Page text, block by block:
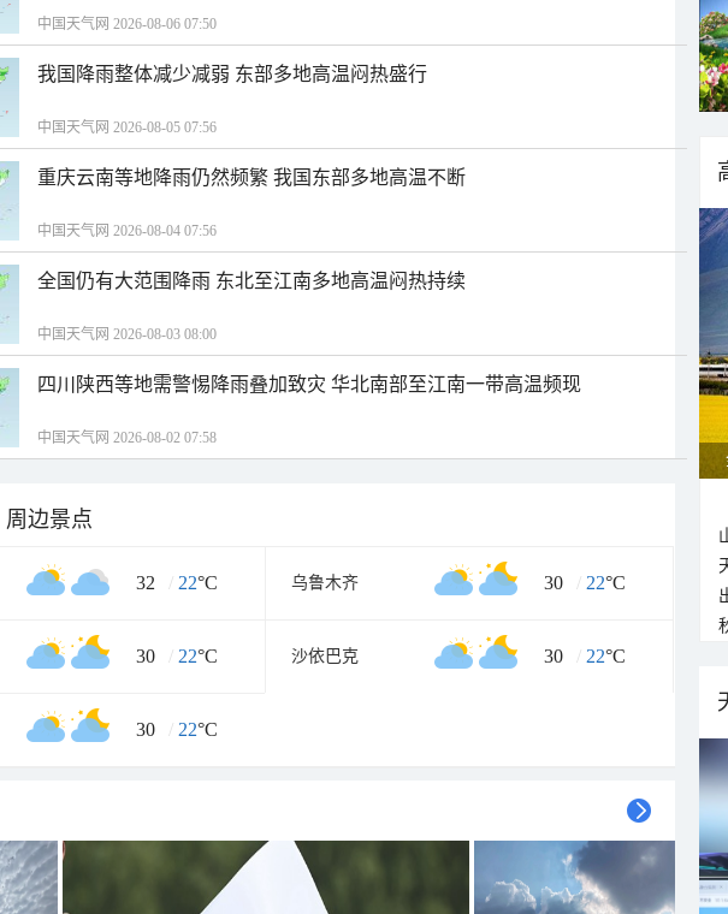
中国天气网 2026-08-06 07:50
我国降雨整体减少减弱 东部多地高温闷热盛行
中国天气网 2026-08-05 07:56
重庆云南等地降雨仍然频繁 我国东部多地高温不断
中国天气网 2026-08-04 07:56
全国仍有大范围降雨 东北至江南多地高温闷热持续
中国天气网 2026-08-03 08:00
四川陕西等地需警惕降雨叠加致灾 华北南部至江南一带高温频现
中国天气网 2026-08-02 07:58
周边景点
32 / 22°C 乌鲁木齐 30 / 22°C
30 / 22°C 沙依巴克 30 / 22°C
30 / 22°C